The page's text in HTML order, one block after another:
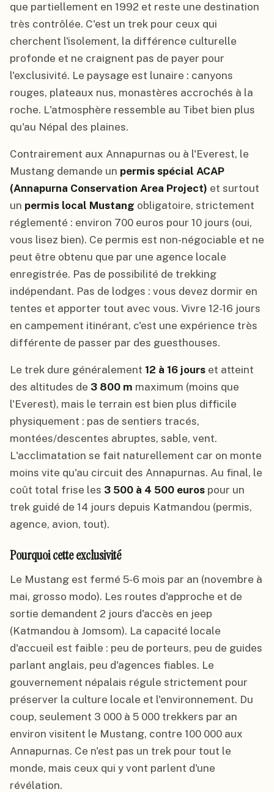
que partiellement en 1992 et reste une destination
très contrôlée. C'est un trek pour ceux qui
cherchent l'isolement, la différence culturelle
profonde et ne craignent pas de payer pour
l'exclusivité. Le paysage est lunaire : canyons
rouges, plateaux nus, monastères accrochés à la
roche. L'atmosphère ressemble au Tibet bien plus
qu'au Népal des plaines.
Contrairement aux Annapurnas ou à l'Everest, le
Mustang demande un permis spécial ACAP
(Annapurna Conservation Area Project) et surtout
un permis local Mustang obligatoire, strictement
réglementé : environ 700 euros pour 10 jours (oui,
vous lisez bien). Ce permis est non-négociable et ne
peut être obtenu que par une agence locale
enregistrée. Pas de possibilité de trekking
indépendant. Pas de lodges : vous devez dormir en
tentes et apporter tout avec vous. Vivre 12-16 jours
en campement itinérant, c'est une expérience très
différente de passer par des guesthouses.
Le trek dure généralement 12 à 16 jours et atteint
des altitudes de 3 800 m maximum (moins que
l'Everest), mais le terrain est bien plus difficile
physiquement : pas de sentiers tracés,
montées/descentes abruptes, sable, vent.
L'acclimatation se fait naturellement car on monte
moins vite qu'au circuit des Annapurnas. Au final, le
coût total frise les 3 500 à 4 500 euros pour un
trek guidé de 14 jours depuis Katmandou (permis,
agence, avion, tout).
Pourquoi cette exclusivité
Le Mustang est fermé 5-6 mois par an (novembre à
mai, grosso modo). Les routes d'approche et de
sortie demandent 2 jours d'accès en jeep
(Katmandou à Jomsom). La capacité locale
d'accueil est faible : peu de porteurs, peu de guides
parlant anglais, peu d'agences fiables. Le
gouvernement népalais régule strictement pour
préserver la culture locale et l'environnement. Du
coup, seulement 3 000 à 5 000 trekkers par an
environ visitent le Mustang, contre 100 000 aux
Annapurnas. Ce n'est pas un trek pour tout le
monde, mais ceux qui y vont parlent d'une
révélation.